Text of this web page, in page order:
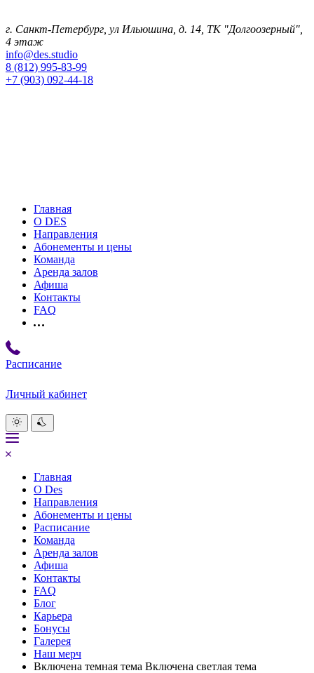
г. Санкт-Петербург , ул Ильюшина, д. 14, ТК "Долгоозерный",
4 этаж
info@des.studio
8 (812) 995-83-99
+7 (903) 092-44-18
Главная
О DES
Направления
Абонементы и цены
Команда
Аренда залов
Афиша
Контакты
FAQ
Расписание
Личный кабинет
Главная
О Des
Направления
Абонементы и цены
Расписание
Команда
Аренда залов
Афиша
Контакты
FAQ
Блог
Карьера
Бонусы
Галерея
Наш мерч
Включена темная тема Включена светлая тема